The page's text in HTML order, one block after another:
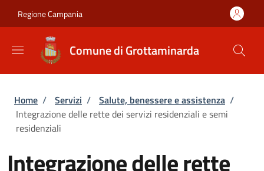
Regione Campania
Comune di Grottaminarda
Briciole di pane
Home / Servizi / Salute, benessere e assistenza /
Integrazione delle rette dei servizi residenziali e semi
residenziali
Integrazione delle rette